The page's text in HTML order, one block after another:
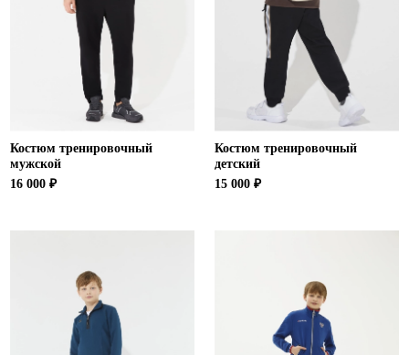
Костюм тренировочный
мужской
16 000 ₽
Костюм тренировочный
детский
15 000 ₽